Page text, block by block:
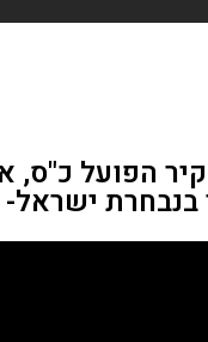
הפועל כ"ס,
בנבחרת